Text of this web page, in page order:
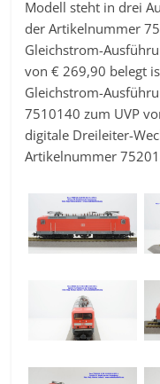
Modell steht in drei
der Artikelnummer
Gleichstrom-
von € 269,90 belegt
Gleichstrom-
7510140 zum UVP
digitale Dreileiter-
Artikelnummer